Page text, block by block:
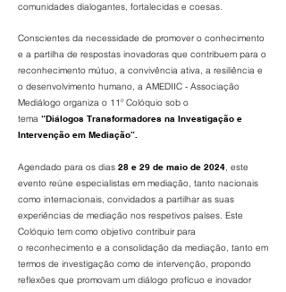
comunidades dialogantes, fortalecidas e coesas.
Conscientes da necessidade de promover o conhecimento
e a partilha de respostas inovadoras que contribuem para o
reconhecimento mútuo, a convivência ativa, a resiliência e
o desenvolvimento humano, a AMEDIIC - Associação
Mediálogo organiza o 11º Colóquio sob o
tema “Diálogos Transformadores na Investigação e
Intervenção em Mediação”.
Agendado para os dias 28 e 29 de maio de 2024, este
evento reúne especialistas em mediação, tanto nacionais
como internacionais, convidados a partilhar as suas
experiências de mediação nos respetivos países. Este
Colóquio tem como objetivo contribuir para
o reconhecimento e a consolidação da mediação, tanto em
termos de investigação como de intervenção, propondo
reflexões que promovam um diálogo profícuo e inovador